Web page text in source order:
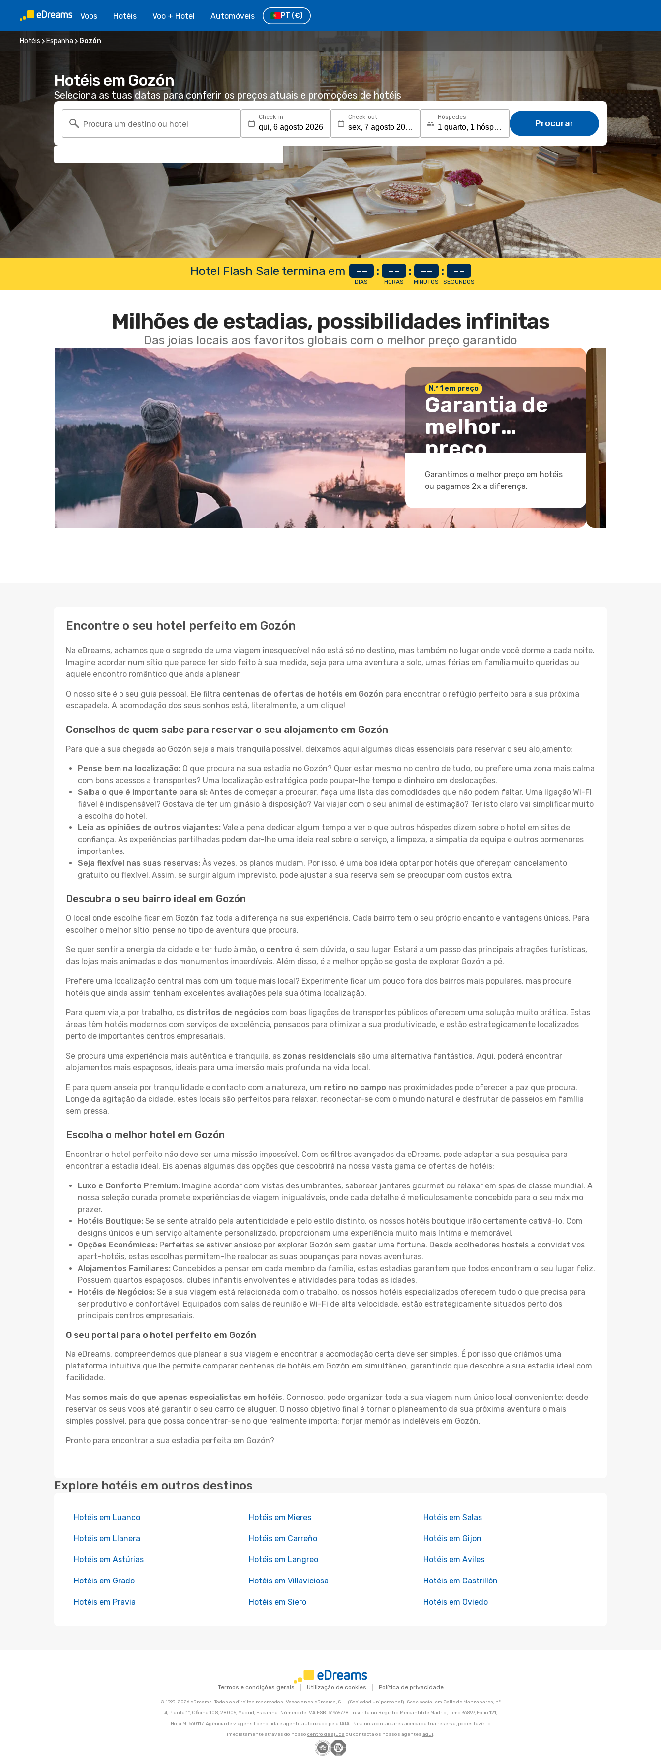
Voos Hotéis Voo + Hotel Automóveis PT (€)
Hotéis Espanha Gozón
Hotéis em Gozón
Seleciona as tuas datas para conferir os preços atuais e promoções de hotéis
Procura um destino ou hotel
Check-in Check-out Hóspedes
Procurar
Hotel Flash Sale termina em --
DIAS
: --
HORAS
: --
MINUTOS
: --
SEGUNDOS
Milhões de estadias, possibilidades infinitas
Das joias locais aos favoritos globais com o melhor preço garantido
N.º 1 em preço
Garantia de
melhor
preço
Garantimos o melhor preço em hotéis
ou pagamos 2x a diferença.
Encontre o seu hotel perfeito em Gozón
Na eDreams, achamos que o segredo de uma viagem inesquecível não está só no destino, mas também no lugar onde você dorme a cada noite.
Imagine acordar num sítio que parece ter sido feito à sua medida, seja para uma aventura a solo, umas férias em família muito queridas ou
aquele encontro romântico que anda a planear.
O nosso site é o seu guia pessoal. Ele filtra centenas de ofertas de hotéis em Gozón para encontrar o refúgio perfeito para a sua próxima
escapadela. A acomodação dos seus sonhos está, literalmente, a um clique!
Conselhos de quem sabe para reservar o seu alojamento em Gozón
Para que a sua chegada ao Gozón seja a mais tranquila possível, deixamos aqui algumas dicas essenciais para reservar o seu alojamento:
Pense bem na localização: O que procura na sua estadia no Gozón? Quer estar mesmo no centro de tudo, ou prefere uma zona mais calma
com bons acessos a transportes? Uma localização estratégica pode poupar-lhe tempo e dinheiro em deslocações.
Saiba o que é importante para si: Antes de começar a procurar, faça uma lista das comodidades que não podem faltar. Uma ligação Wi-Fi
fiável é indispensável? Gostava de ter um ginásio à disposição? Vai viajar com o seu animal de estimação? Ter isto claro vai simplificar muito
a escolha do hotel.
Leia as opiniões de outros viajantes: Vale a pena dedicar algum tempo a ver o que outros hóspedes dizem sobre o hotel em sites de
confiança. As experiências partilhadas podem dar-lhe uma ideia real sobre o serviço, a limpeza, a simpatia da equipa e outros pormenores
importantes.
Seja flexível nas suas reservas: Às vezes, os planos mudam. Por isso, é uma boa ideia optar por hotéis que ofereçam cancelamento
gratuito ou flexível. Assim, se surgir algum imprevisto, pode ajustar a sua reserva sem se preocupar com custos extra.
Descubra o seu bairro ideal em Gozón
O local onde escolhe ficar em Gozón faz toda a diferença na sua experiência. Cada bairro tem o seu próprio encanto e vantagens únicas. Para
escolher o melhor sítio, pense no tipo de aventura que procura.
Se quer sentir a energia da cidade e ter tudo à mão, o centro é, sem dúvida, o seu lugar. Estará a um passo das principais atrações turísticas,
das lojas mais animadas e dos monumentos imperdíveis. Além disso, é a melhor opção se gosta de explorar Gozón a pé.
Prefere uma localização central mas com um toque mais local? Experimente ficar um pouco fora dos bairros mais populares, mas procure
hotéis que ainda assim tenham excelentes avaliações pela sua ótima localização.
Para quem viaja por trabalho, os distritos de negócios com boas ligações de transportes públicos oferecem uma solução muito prática. Estas
áreas têm hotéis modernos com serviços de excelência, pensados para otimizar a sua produtividade, e estão estrategicamente localizados
perto de importantes centros empresariais.
Se procura uma experiência mais autêntica e tranquila, as zonas residenciais são uma alternativa fantástica. Aqui, poderá encontrar
alojamentos mais espaçosos, ideais para uma imersão mais profunda na vida local.
E para quem anseia por tranquilidade e contacto com a natureza, um retiro no campo nas proximidades pode oferecer a paz que procura.
Longe da agitação da cidade, estes locais são perfeitos para relaxar, reconectar-se com o mundo natural e desfrutar de passeios em família
sem pressa.
Escolha o melhor hotel em Gozón
Encontrar o hotel perfeito não deve ser uma missão impossível. Com os filtros avançados da eDreams, pode adaptar a sua pesquisa para
encontrar a estadia ideal. Eis apenas algumas das opções que descobrirá na nossa vasta gama de ofertas de hotéis:
Luxo e Conforto Premium: Imagine acordar com vistas deslumbrantes, saborear jantares gourmet ou relaxar em spas de classe mundial. A
nossa seleção curada promete experiências de viagem inigualáveis, onde cada detalhe é meticulosamente concebido para o seu máximo
prazer.
Hotéis Boutique: Se se sente atraído pela autenticidade e pelo estilo distinto, os nossos hotéis boutique irão certamente cativá-lo. Com
designs únicos e um serviço altamente personalizado, proporcionam uma experiência muito mais íntima e memorável.
Opções Económicas: Perfeitas se estiver ansioso por explorar Gozón sem gastar uma fortuna. Desde acolhedores hostels a convidativos
apart-hotéis, estas escolhas permitem-lhe realocar as suas poupanças para novas aventuras.
Alojamentos Familiares: Concebidos a pensar em cada membro da família, estas estadias garantem que todos encontram o seu lugar feliz.
Possuem quartos espaçosos, clubes infantis envolventes e atividades para todas as idades.
Hotéis de Negócios: Se a sua viagem está relacionada com o trabalho, os nossos hotéis especializados oferecem tudo o que precisa para
ser produtivo e confortável. Equipados com salas de reunião e Wi-Fi de alta velocidade, estão estrategicamente situados perto dos
principais centros empresariais.
O seu portal para o hotel perfeito em Gozón
Na eDreams, compreendemos que planear a sua viagem e encontrar a acomodação certa deve ser simples. É por isso que criámos uma
plataforma intuitiva que lhe permite comparar centenas de hotéis em Gozón em simultâneo, garantindo que descobre a sua estadia ideal com
facilidade.
Mas somos mais do que apenas especialistas em hotéis. Connosco, pode organizar toda a sua viagem num único local conveniente: desde
reservar os seus voos até garantir o seu carro de aluguer. O nosso objetivo final é tornar o planeamento da sua próxima aventura o mais
simples possível, para que possa concentrar-se no que realmente importa: forjar memórias indeléveis em Gozón.
Pronto para encontrar a sua estadia perfeita em Gozón?
Explore hotéis em outros destinos
Hotéis em Luanco Hotéis em Mieres Hotéis em Salas
Hotéis em Llanera Hotéis em Carreño Hotéis em Gijon
Hotéis em Astúrias Hotéis em Langreo Hotéis em Aviles
Hotéis em Grado Hotéis em Villaviciosa Hotéis em Castrillón
Hotéis em Pravia Hotéis em Siero Hotéis em Oviedo
Termos e condições gerais Utilização de cookies Política de privacidade
© 1999-2026 eDreams. Todos os direitos reservados. Vacaciones eDreams, S.L. (Sociedad Unipersonal). Sede social em Calle de Manzanares, nº
4, Planta 1ª, Oficina 108, 28005, Madrid, Espanha. Número de IVA ESB-61965778. Inscrita no Registro Mercantil de Madrid, Tomo 36897, Folio 121,
Hoja M-660117. Agência de viagens licenciada e agente autorizado pela IATA. Para nos contactares acerca da tua reserva, podes fazê-lo
imediatamente através do nosso centro de ajuda ou contacta os nossos agentes aqui.